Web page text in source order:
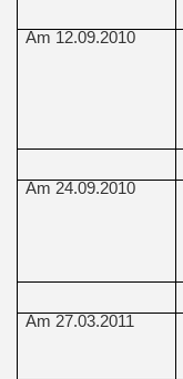
Am 12.09.2010
Am 24.09.2010
Am 27.03.2011